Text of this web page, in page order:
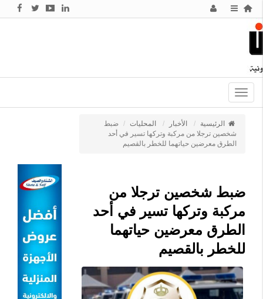
Toggle
navigation
الرئيسية الأخبار المحليات
ضبط
شخصين ترجلا من مركبة وتركها تسير في أحد
الطرق معرضين حياتهما للخطر بالقصيم
ضبط شخصين ترجلا من
مركبة وتركها تسير في أحد
الطرق معرضين حياتهما
للخطر بالقصيم